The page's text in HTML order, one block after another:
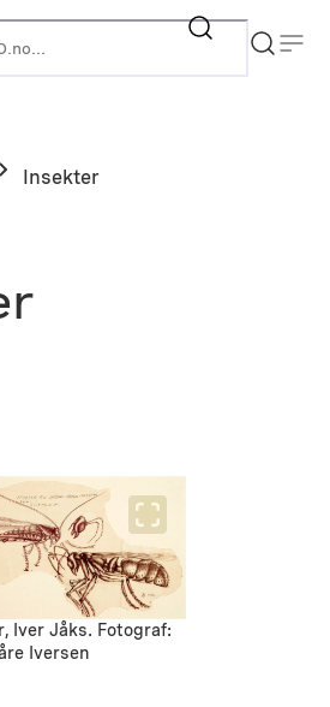
Insekter
Iver Jåks. Fotograf:
Iversen